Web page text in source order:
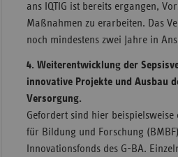
ans IQTIG ist bereits ergangen,
Maßnahmen zu erarbeiten. Das
noch mindestens zwei Jahre in
4. Weiterentwicklung der
innovative Projekte und Ausbau
Versorgung.
Gefordert sind hier
für Bildung und Forschung
Innovationsfonds des G-BA.